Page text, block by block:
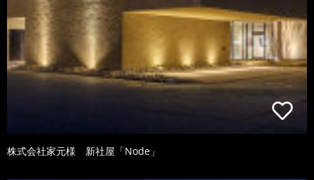
株式会社家元様 新社屋「Node」